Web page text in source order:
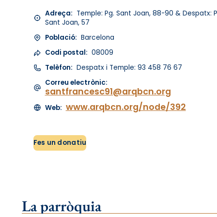
Adreça: Temple: Pg. Sant Joan, 88-90 & Despatx:
Sant Joan, 57
Població: Barcelona
Codi postal: 08009
Telèfon: Despatx i Temple: 93 458 76 67
Correu electrònic:
santfrancesc91@arqbcn.org
Web: www.arqbcn.org/node/392
Fes un donatiu
La parròquia